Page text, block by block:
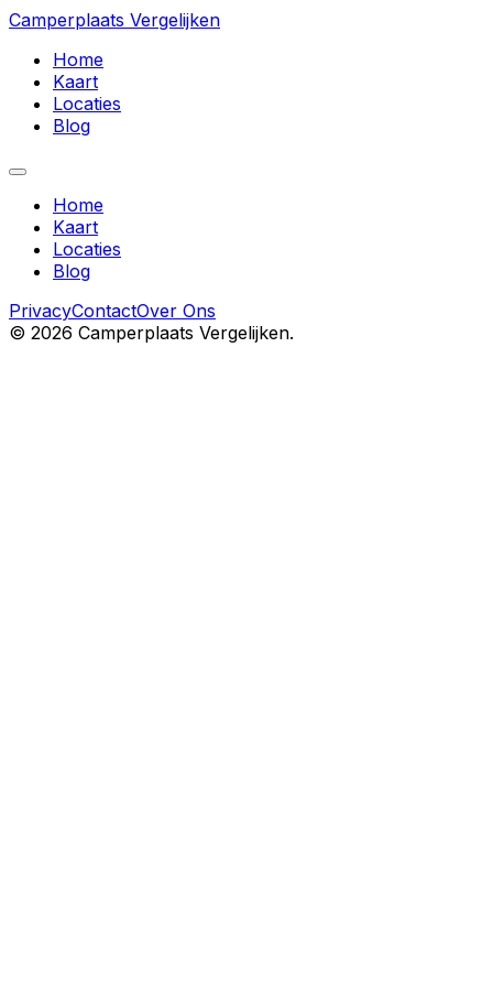
Camperplaats Vergelijken
Home
Kaart
Locaties
Blog
Home
Kaart
Locaties
Blog
PrivacyContactOver Ons
© 2026 Camperplaats Vergelijken.